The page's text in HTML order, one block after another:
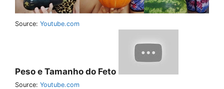
Source: Youtube.com
Peso e Tamanho do Feto
Source: Youtube.com